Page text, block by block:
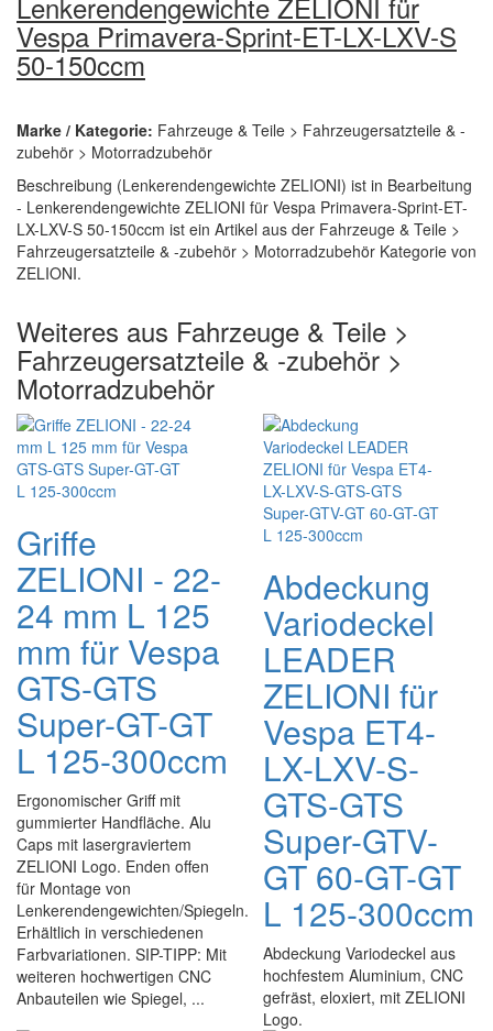
Vespa Primavera-Sprint-ET-LX-LXV-S
50-150ccm
Marke / Kategorie: Fahrzeuge & Teile > Fahrzeugersatzteile & -
zubehör > Motorradzubehör
Beschreibung (Lenkerendengewichte ZELIONI) ist in Bearbeitung
- Lenkerendengewichte ZELIONI für Vespa Primavera-Sprint-ET-
LX-LXV-S 50-150ccm ist ein Artikel aus der Fahrzeuge & Teile >
Fahrzeugersatzteile & -zubehör > Motorradzubehör Kategorie von
ZELIONI.
Weiteres aus Fahrzeuge & Teile >
Fahrzeugersatzteile & -zubehör >
Motorradzubehör
Griffe
ZELIONI - 22-
24 mm L 125
mm für Vespa
GTS-GTS
Super-GT-GT
L 125-300ccm
Ergonomischer Griff mit
gummierter Handfläche. Alu
Caps mit lasergraviertem
ZELIONI Logo. Enden offen
für Montage von
Lenkerendengewichten/Spiegeln.
Erhältlich in verschiedenen
Farbvariationen. SIP-TIPP: Mit
weiteren hochwertigen CNC
Anbauteilen wie Spiegel, ...
Abdeckung
Variodeckel
LEADER
ZELIONI für
Vespa ET4-
LX-LXV-S-
GTS-GTS
Super-GTV-
GT 60-GT-GT
L 125-300ccm
Abdeckung Variodeckel aus
hochfestem Aluminium, CNC
gefräst, eloxiert, mit ZELIONI
Logo.